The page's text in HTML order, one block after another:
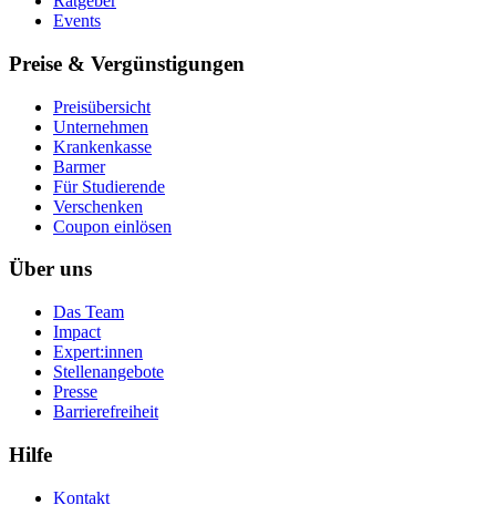
Events
Preise & Vergünstigungen
Preisübersicht
Unternehmen
Krankenkasse
Barmer
Für Studierende
Ver­schen­ken
Coupon einlösen
Über uns
Das Team
Impact
Expert:innen
Stellenangebote
Presse
Barrierefreiheit
Hilfe
Kontakt